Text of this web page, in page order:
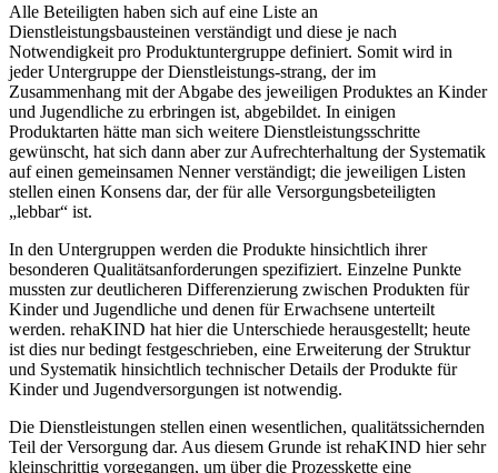
Alle Beteiligten haben sich auf eine Liste an
Dienstleistungsbausteinen verständigt und diese je nach
Notwendigkeit pro Produktuntergruppe definiert. Somit wird in
jeder Untergruppe der Dienstleistungs-strang, der im
Zusammenhang mit der Abgabe des jeweiligen Produktes an Kinder
und Jugendliche zu erbringen ist, abgebildet. In einigen
Produktarten hätte man sich weitere Dienstleistungsschritte
gewünscht, hat sich dann aber zur Aufrechterhaltung der Systematik
auf einen gemeinsamen Nenner verständigt; die jeweiligen Listen
stellen einen Konsens dar, der für alle Versorgungsbeteiligten
„lebbar“ ist.
In den Untergruppen werden die Produkte hinsichtlich ihrer
besonderen Qualitätsanforderungen spezifiziert. Einzelne Punkte
mussten zur deutlicheren Differenzierung zwischen Produkten für
Kinder und Jugendliche und denen für Erwachsene unterteilt
werden. rehaKIND hat hier die Unterschiede herausgestellt; heute
ist dies nur bedingt festgeschrieben, eine Erweiterung der Struktur
und Systematik hinsichtlich technischer Details der Produkte für
Kinder und Jugendversorgungen ist notwendig.
Die Dienstleistungen stellen einen wesentlichen, qualitätssichernden
Teil der Versorgung dar. Aus diesem Grunde ist rehaKIND hier sehr
kleinschrittig vorgegangen, um über die Prozesskette eine